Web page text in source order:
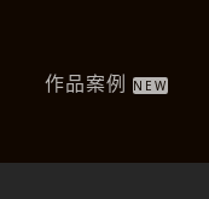
作品案例